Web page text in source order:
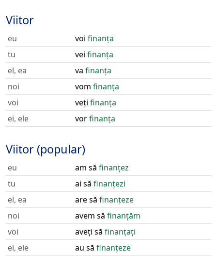
Viitor
eu voi finanța
tu
vei finanța
el, ea
va finanța
noi
vom finanța
voi
veți finanța
ei, ele
vorfinanța
Viitor (popular)
eu am să finanțez
tu
ai să finanțezi
el, ea
are să finanțeze
noi
avem să finanțăm
voi
aveți să finanțați
ei, ele
au să finanțeze